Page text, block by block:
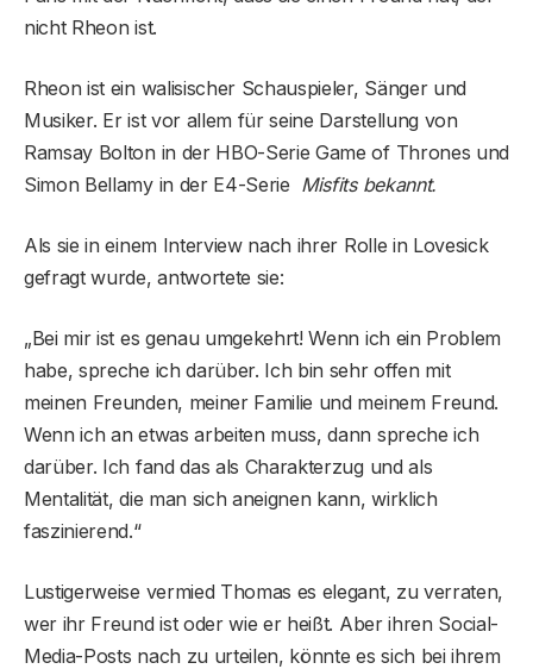
nicht Rheon ist.
Rheon ist ein walisischer Schauspieler, Sänger und
Musiker. Er ist vor allem für seine Darstellung von
Ramsay Bolton in der HBO-Serie Game of Thrones und
Simon Bellamy in der E4-Serie Misfits bekannt.
Als sie in einem Interview nach ihrer Rolle in Lovesick
gefragt wurde, antwortete sie:
„Bei mir ist es genau umgekehrt! Wenn ich ein Problem
habe, spreche ich darüber. Ich bin sehr offen mit
meinen Freunden, meiner Familie und meinem Freund.
Wenn ich an etwas arbeiten muss, dann spreche ich
darüber. Ich fand das als Charakterzug und als
Mentalität, die man sich aneignen kann, wirklich
faszinierend.“
Lustigerweise vermied Thomas es elegant, zu verraten,
wer ihr Freund ist oder wie er heißt. Aber ihren Social-
Media-Posts nach zu urteilen, könnte es sich bei ihrem